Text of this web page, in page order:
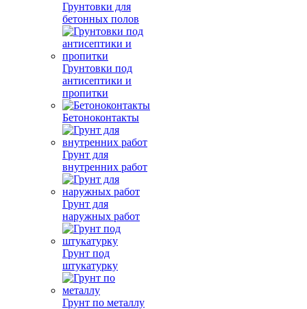
Грунтовки для
бетонных полов
Грунтовки под
антисептики и
пропитки
Бетоноконтакты
Грунт для
внутренних работ
Грунт для
наружных работ
Грунт под
штукатурку
Грунт по металлу